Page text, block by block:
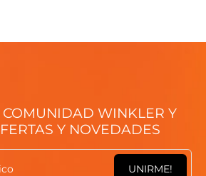
COMUNIDAD WINKLER Y
Y NOVEDADES
UNIRME!